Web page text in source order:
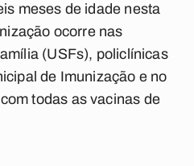
meses de idade nesta
ocorre nas
(USFs), policlínicas
de Imunização e no
todas as vacinas de